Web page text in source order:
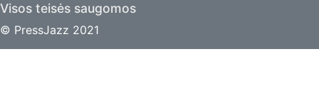
Visos teisės saugomos
© PressJazz 2021